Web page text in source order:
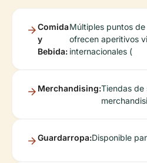
Comida
y
Bebida:
Múltiples puntos
ofrecen aperitivos
internacionales (
Merchandising:Tiendas de
Guardarropa:Disponible